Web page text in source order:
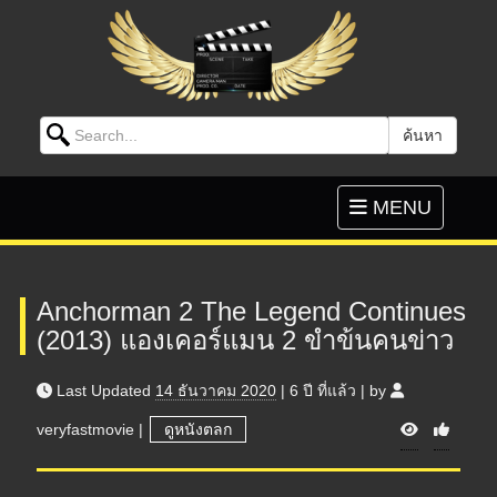
Search for: ค้นหา
Toggle
navigation
MENU
Anchorman 2 The Legend Continues
(2013) แองเคอร์แมน 2 ขำข้นคนข่าว
Last Updated 14 ธันวาคม 2020 | 6 ปี ที่แล้ว | by
veryfastmovie | ดูหนังตลก V
i